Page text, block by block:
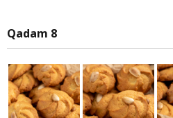
Qadam 8